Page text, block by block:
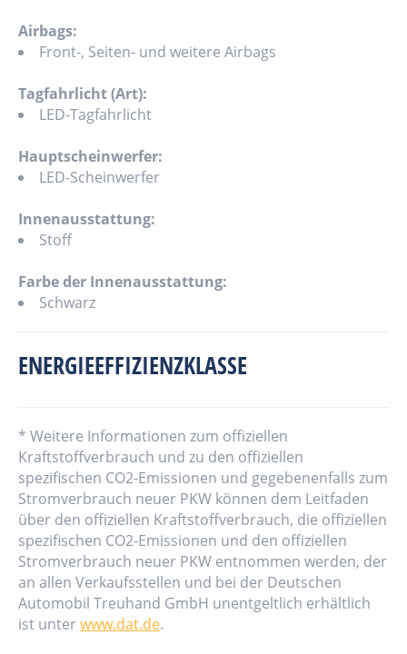
Airbags:
Front-, Seiten- und weitere Airbags
Tagfahrlicht (Art):
LED-Tagfahrlicht
Hauptscheinwerfer:
LED-Scheinwerfer
Innenausstattung:
Stoff
Farbe der Innenausstattung:
Schwarz
ENERGIEEFFIZIENZKLASSE
* Weitere Informationen zum offiziellen
Kraftstoffverbrauch und zu den offiziellen
spezifischen CO2-Emissionen und gegebenenfalls zum
Stromverbrauch neuer PKW können dem Leitfaden
über den offiziellen Kraftstoffverbrauch, die offiziellen
spezifischen CO2-Emissionen und den offiziellen
Stromverbrauch neuer PKW entnommen werden, der
an allen Verkaufsstellen und bei der Deutschen
Automobil Treuhand GmbH unentgeltlich erhältlich
ist unterwww.dat.de.